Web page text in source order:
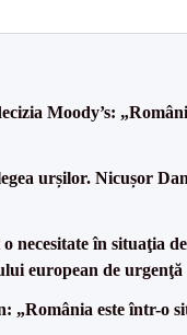
Moody’s:
urșilor. Nicușor
necesitate în situaţia
european de urgenţă
„România este într-o